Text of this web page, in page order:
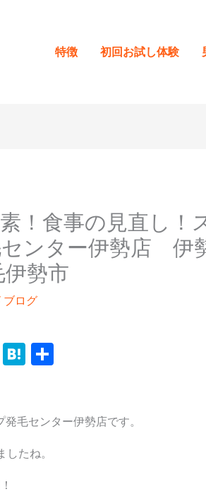
特徴 初回お試し体験
！食事の見直し！
ンター伊勢店 伊
勢市
ブログ
H
n
a
共
毛センター伊勢店です。
たね。